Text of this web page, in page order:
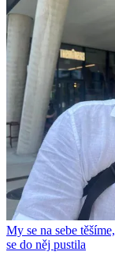
My se na sebe
se do něj pustila